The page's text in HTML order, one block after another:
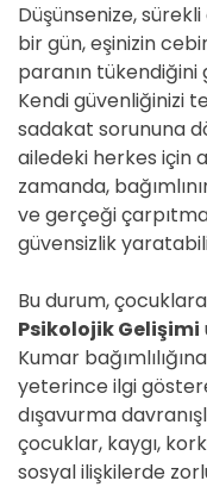
Düşünsenize,
bir gün, eşinizin
paranın tükendiğini
Kendi güvenliğinizi
sadakat sorununa
ailedeki herkes için
zamanda,
ve gerçeği
güvensizlik
Bu durum,
Psikolojik Gelişimi
Kumar
yeterince ilgi
dışavurma
çocuklar, kaygı,
sosyal ilişkilerde